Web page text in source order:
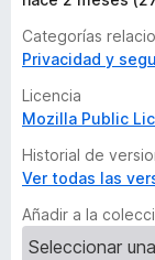
Categorías
Privacidad y
Licencia
Mozilla Public
Historial de
Ver todas las
Añadir a la